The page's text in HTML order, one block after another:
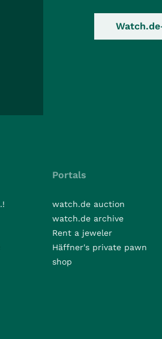
Portals
watch.de auction
watch.de archive
Rent a jeweler
Häffner's private pawn
shop